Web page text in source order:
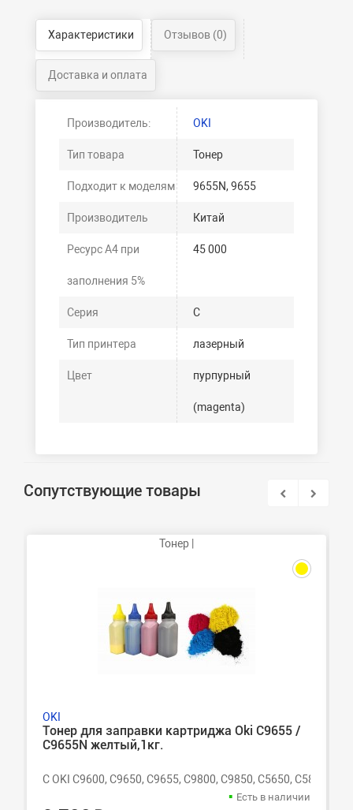
Характеристики Отзывов (0)
Доставка и оплата
Производитель: OKI
Тип товара Тонер
Подходит к моделям 9655N, 9655
Производитель Китай
Ресурс А4 при
заполнения 5%
45 000
Серия C
Тип принтера лазерный
Цвет пурпурный
(magenta)
Сопутствующие товары
Тонер |
OKI
Тонер для заправки картриджа Oki C9655 /
C9655N желтый,1кг.
C OKI C9600, C9650, C9655, C9800, C9850, C5650, C5850,
Есть в наличии